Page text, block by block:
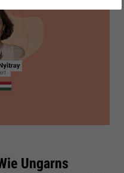
Ungarns